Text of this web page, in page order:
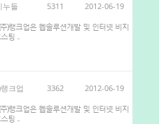
누들 5311 2012-06-19
)랭크업은 웹솔루션개발 및 인터넷 비지
팅 ...
크업 3362 2012-06-19
)랭크업은 웹솔루션개발 및 인터넷 비지
팅 ...